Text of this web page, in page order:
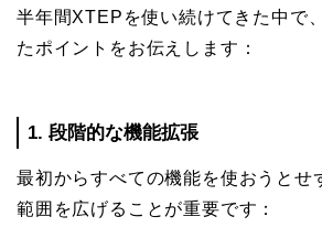
半年間XTEPを使い続けてきた中で
たポイントをお伝えします：
1. 段階的な機能拡張
最初からすべての機能を使おうとせ
範囲を広げることが重要です：